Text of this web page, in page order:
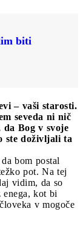
biti
– vaši starosti.
seveda ni nič
da Bog v svoje
ste doživljali ta
bom postal
pot. Na tej
vidim, da so
kot bi
v mogoče